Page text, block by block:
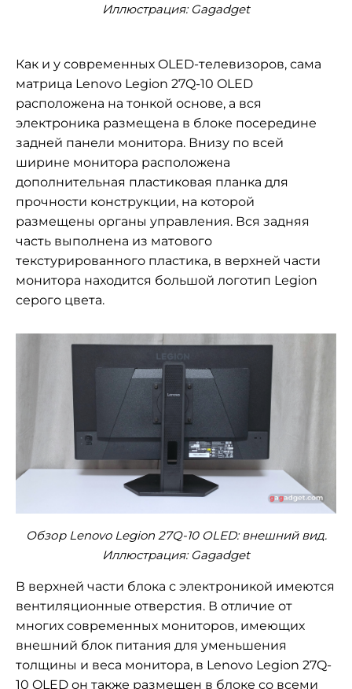
Иллюстрация: Gagadget
Как и у современных OLED-телевизоров, сама
матрица Lenovo Legion 27Q-10 OLED
расположена на тонкой основе, а вся
электроника размещена в блоке посередине
задней панели монитора. Внизу по всей
ширине монитора расположена
дополнительная пластиковая планка для
прочности конструкции, на которой
размещены органы управления. Вся задняя
часть выполнена из матового
текстурированного пластика, в верхней части
монитора находится большой логотип Legion
серого цвета.
Обзор Lenovo Legion 27Q-10 OLED: внешний вид.
Иллюстрация: Gagadget
В верхней части блока с электроникой имеются
вентиляционные отверстия. В отличие от
многих современных мониторов, имеющих
внешний блок питания для уменьшения
толщины и веса монитора, в Lenovo Legion 27Q-
10 OLED он также размещен в блоке со всеми